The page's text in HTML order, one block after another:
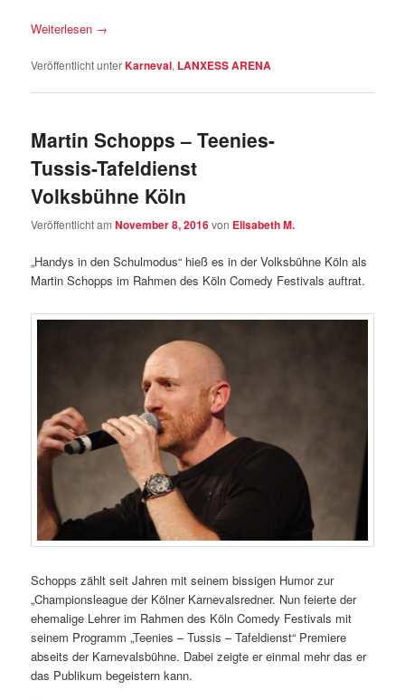
Weiterlesen →
Veröffentlicht unterKarneval, LANXESS ARENA
Martin Schopps – Teenies-
Tussis-Tafeldienst
Volksbühne Köln
Veröffentlicht amNovember 8, 2016von Elisabeth M.
„Handys in den Schulmodus“ hieß es in der Volksbühne Köln als
Martin Schopps im Rahmen des Köln Comedy Festivals auftrat.
Schopps zählt seit Jahren mit seinem bissigen Humor zur
„Championsleague der Kölner Karnevalsredner. Nun feierte der
ehemalige Lehrer im Rahmen des Köln Comedy Festivals mit
seinem Programm „Teenies – Tussis – Tafeldienst“ Premiere
abseits der Karnevalsbühne. Dabei zeigte er einmal mehr das er
das Publikum begeistern kann.